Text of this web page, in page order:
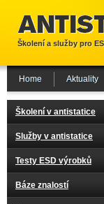
Školení v antistatice
Služby v antistatice
Testy ESD výrobků
Báze znalostí
Školení a služby pro
Home Aktuality